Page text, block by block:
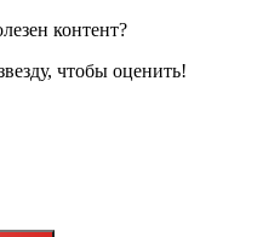
контент?
чтобы оценить!